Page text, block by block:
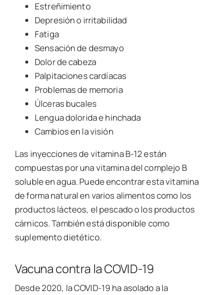
Estreñimiento
Depresión o irritabilidad
Fatiga
Sensación de desmayo
Dolor de cabeza
Palpitaciones cardíacas
Problemas de memoria
Úlceras bucales
Lengua dolorida e hinchada
Cambios en la visión
Las inyecciones de vitamina B-12 están
compuestas por una vitamina del complejo B
soluble en agua. Puede encontrar esta vitamina
de forma natural en varios alimentos como los
productos lácteos, el pescado o los productos
cárnicos. También está disponible como
suplemento dietético.
Vacuna contra la COVID-19
Desde 2020, la COVID-19 ha asolado a la